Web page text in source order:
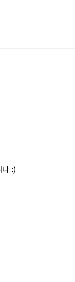
다 :)